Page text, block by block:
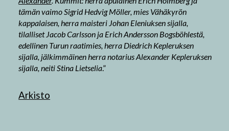
tämän vaimo Sigrid Hedvig Möller, mies Vähäkyrön
kappalaisen, herra maisteri Johan Eleniuksen sijalla,
tilalliset Jacob Carlsson ja Erich Andersson Bogsböhlestä,
edellinen Turun raatimies, herra Diedrich Kepleruksen
sijalla, jälkimmäinen herra notarius Alexander Kepleruksen
sijalla, neiti Stina Lietselia.”
Arkisto